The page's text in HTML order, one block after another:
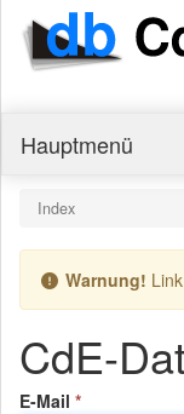
Hauptmenü
Index
Warnung!
CdE-
E-Mail (Pflichtfeld)